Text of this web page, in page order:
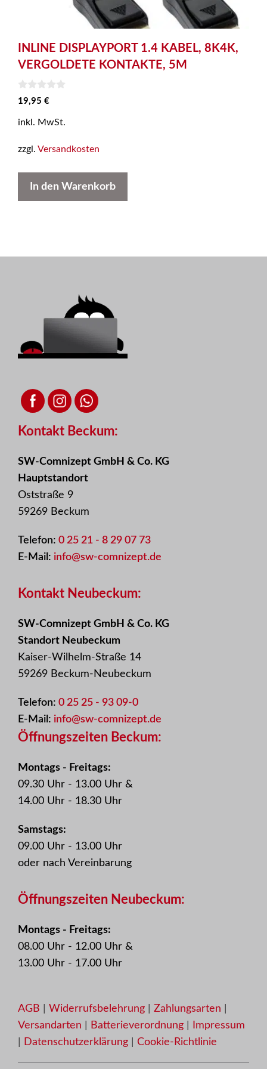
INLINE DISPLAYPORT 1.4 KABEL, 8K4K,
VERGOLDETE KONTAKTE, 5M
0
v
n
19,95 €
inkl. MwSt.
zzgl. Versandkosten
In den Warenkorb
Kontakt Beckum:
SW-Comnizept GmbH & Co. KG
Hauptstandort
Oststraße 9
59269 Beckum
Telefon: 0 25 21 - 8 29 07 73
E-Mail: info@sw-comnizept.de
Kontakt Neubeckum:
SW-Comnizept GmbH & Co. KG
Standort Neubeckum
Kaiser-Wilhelm-Straße 14
59269 Beckum-Neubeckum
Telefon: 0 25 25 - 93 09-0
E-Mail: info@sw-comnizept.de
Öffnungszeiten Beckum:
Montags - Freitags:
09.30 Uhr - 13.00 Uhr &
14.00 Uhr - 18.30 Uhr
Samstags:
09.00 Uhr - 13.00 Uhr
oder nach Vereinbarung
Öffnungszeiten Neubeckum:
Montags - Freitags:
08.00 Uhr - 12.00 Uhr &
13.00 Uhr - 17.00 Uhr
AGB Widerrufsbelehrung Zahlungsarten
Versandarten
Batterieverordnung
Impressum
Datenschutzerklärung Cookie-Richtlinie